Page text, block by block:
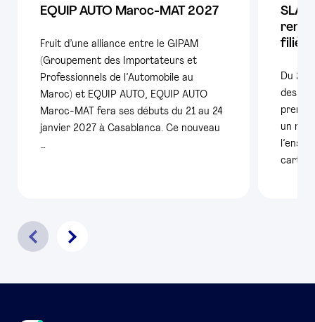
EQUIP AUTO Maroc-MAT 2027
Fruit d’une alliance entre le GIPAM
(Groupement des Importateurs et
Professionnels de l’Automobile au
Maroc) et EQUIP AUTO, EQUIP AUTO
Maroc-MAT fera ses débuts du 21 au 24
janvier 2027 à Casablanca. Ce nouveau
…
Du 25
des
un
carte